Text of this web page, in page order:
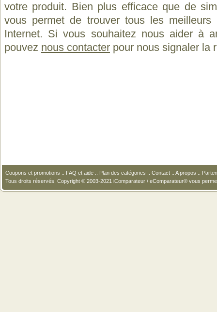
votre produit. Bien plus efficace que de
vous permet de trouver tous les
Internet. Si vous souhaitez nous aider à
pouvez nous contacter pour nous signaler la
Coupons et promotions :: FAQ et aide :: Plan des catégories :: Contact :: A propos ::
Tous droits réservés. Copyright © 2003-2021 iComparateur / eComparateur® vous